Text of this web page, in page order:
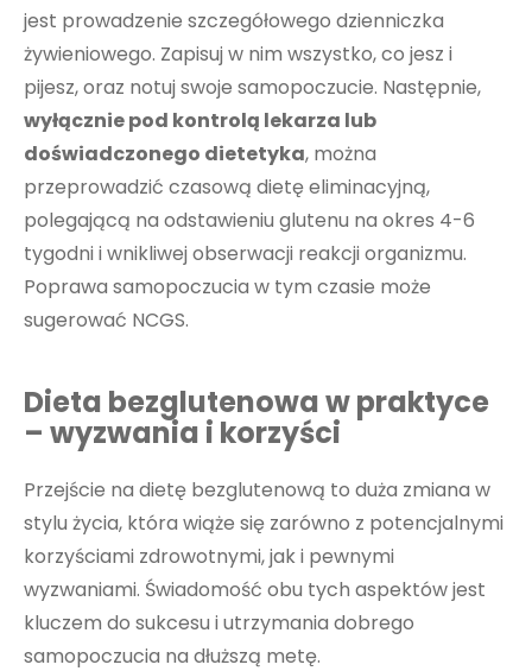
jest prowadzenie szczegółowego dzienniczka
żywieniowego. Zapisuj w nim wszystko, co jesz i
pijesz, oraz notuj swoje samopoczucie. Następnie,
wyłącznie pod kontrolą lekarza lub
doświadczonego dietetyka, można
przeprowadzić czasową dietę eliminacyjną,
polegającą na odstawieniu glutenu na okres 4-6
tygodni i wnikliwej obserwacji reakcji organizmu.
Poprawa samopoczucia w tym czasie może
sugerować NCGS.
Dieta bezglutenowa w praktyce
– wyzwania i korzyści
Przejście na dietę bezglutenową to duża zmiana w
stylu życia, która wiąże się zarówno z potencjalnymi
korzyściami zdrowotnymi, jak i pewnymi
wyzwaniami. Świadomość obu tych aspektów jest
kluczem do sukcesu i utrzymania dobrego
samopoczucia na dłuższą metę.